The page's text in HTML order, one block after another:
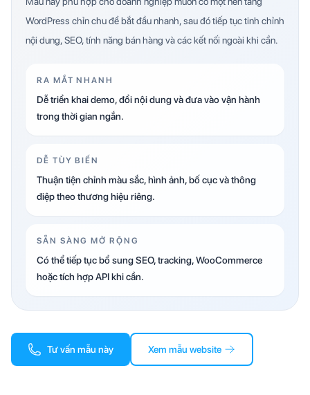
WordPress chỉn chu để bắt đầu nhanh, sau đó tiếp tục tinh chỉnh
nội dung, SEO, tính năng bán hàng và các kết nối ngoài khi cần.
RA MẮT NHANH
Dễ triển khai demo, đổi nội dung và đưa vào vận hành
trong thời gian ngắn.
DỄ TÙY BIẾN
Thuận tiện chỉnh màu sắc, hình ảnh, bố cục và thông
điệp theo thương hiệu riêng.
SẴN SÀNG MỞ RỘNG
Có thể tiếp tục bổ sung SEO, tracking, WooCommerce
hoặc tích hợp API khi cần.
Tư vấn mẫu này Xem mẫu website